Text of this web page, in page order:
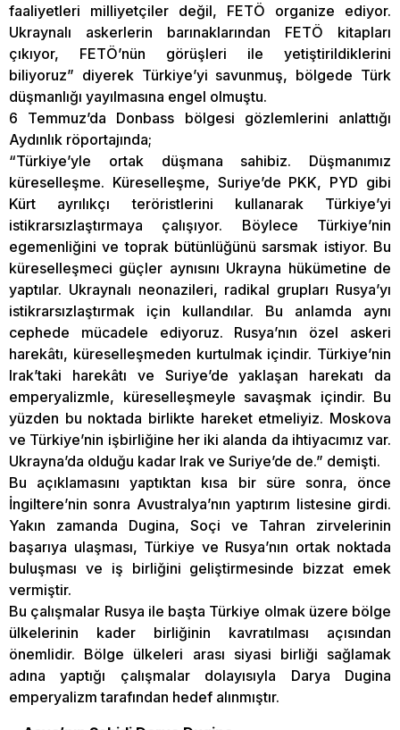
faaliyetleri milliyetçiler değil, FETÖ organize ediyor.
Ukraynalı askerlerin barınaklarından FETÖ kitapları
çıkıyor, FETÖ’nün görüşleri ile yetiştirildiklerini
biliyoruz” diyerek Türkiye’yi savunmuş, bölgede Türk
düşmanlığı yayılmasına engel olmuştu.
6 Temmuz’da Donbass bölgesi gözlemlerini anlattığı
Aydınlık röportajında;
“Türkiye’yle ortak düşmana sahibiz. Düşmanımız
küreselleşme. Küreselleşme, Suriye’de PKK, PYD gibi
Kürt ayrılıkçı teröristlerini kullanarak Türkiye’yi
istikrarsızlaştırmaya çalışıyor. Böylece Türkiye’nin
egemenliğini ve toprak bütünlüğünü sarsmak istiyor. Bu
küreselleşmeci güçler aynısını Ukrayna hükümetine de
yaptılar. Ukraynalı neonazileri, radikal grupları Rusya’yı
istikrarsızlaştırmak için kullandılar. Bu anlamda aynı
cephede mücadele ediyoruz. Rusya’nın özel askeri
harekâtı, küreselleşmeden kurtulmak içindir. Türkiye’nin
Irak’taki harekâtı ve Suriye’de yaklaşan harekatı da
emperyalizmle, küreselleşmeyle savaşmak içindir. Bu
yüzden bu noktada birlikte hareket etmeliyiz. Moskova
ve Türkiye’nin işbirliğine her iki alanda da ihtiyacımız var.
Ukrayna’da olduğu kadar Irak ve Suriye’de de.” demişti.
Bu açıklamasını yaptıktan kısa bir süre sonra, önce
İngiltere’nin sonra Avustralya’nın yaptırım listesine girdi.
Yakın zamanda Dugina, Soçi ve Tahran zirvelerinin
başarıya ulaşması, Türkiye ve Rusya’nın ortak noktada
buluşması ve iş birliğini geliştirmesinde bizzat emek
vermiştir.
Bu çalışmalar Rusya ile başta Türkiye olmak üzere bölge
ülkelerinin kader birliğinin kavratılması açısından
önemlidir. Bölge ülkeleri arası siyasi birliği sağlamak
adına yaptığı çalışmalar dolayısıyla Darya Dugina
emperyalizm tarafından hedef alınmıştır.